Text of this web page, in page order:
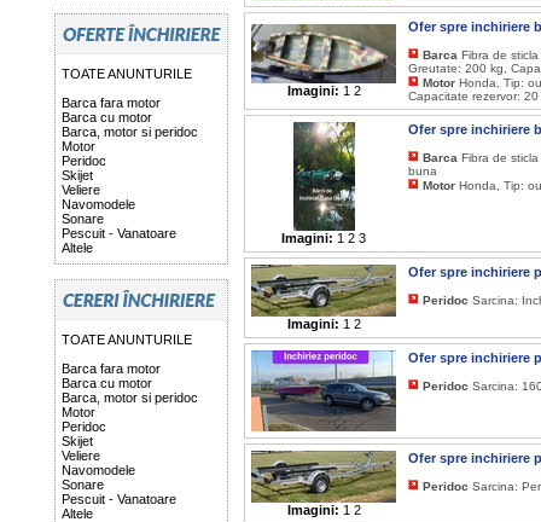
TOATE ANUNTURILE
Barca fara motor
Barca cu motor
Barca, motor si peridoc
Motor
Peridoc
Skijet
Veliere
Navomodele
Sonare
Pescuit - Vanatoare
Altele
TOATE ANUNTURILE
Barca fara motor
Barca cu motor
Barca, motor si peridoc
Motor
Peridoc
Skijet
Veliere
Navomodele
Sonare
Pescuit - Vanatoare
Altele
Imagini: 1 2
Ofer spre inchiriere
Barca Fibra de
Greutate: 200 kg,
Motor Honda, Tip:
Capacitate rezervor:
Imagini: 1 2 3
Ofer spre inchiriere
Barca Fibra de
buna
Motor Honda, Tip:
Imagini: 1 2
Ofer spre inchiriere
Peridoc Sarcina:
Ofer spre inchiriere
Peridoc Sarcina:
Imagini: 1 2
Ofer spre inchiriere
Peridoc Sarcina: